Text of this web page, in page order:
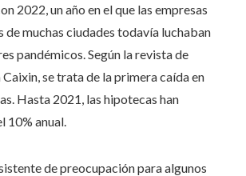
2022, un año en el que las empresas
de muchas ciudades todavía luchaban
pandémicos. Según la revista de
se trata de la primera caída en
Hasta 2021, las hipotecas han
10% anual.
de preocupación para algunos